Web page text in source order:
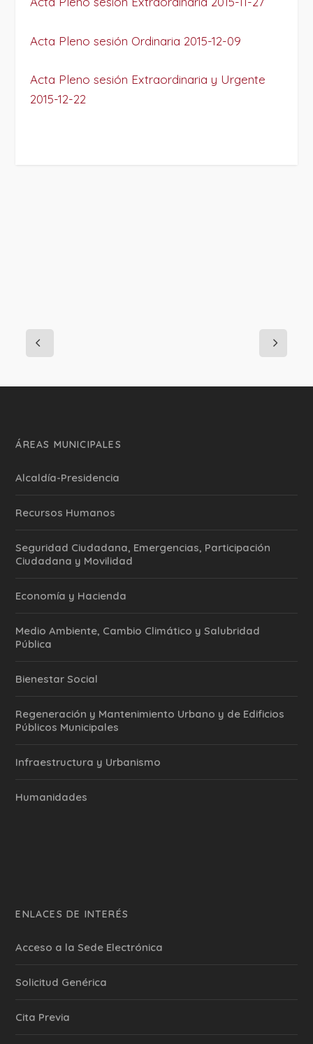
Acta Pleno sesión Ordinaria 2015-12-09
Acta Pleno sesión Extraordinaria y Urgente
2015-12-22
ÁREAS MUNICIPALES
Alcaldía-Presidencia
Recursos Humanos
Seguridad Ciudadana, Emergencias, Participación
Ciudadana y Movilidad
Economía y Hacienda
Medio Ambiente, Cambio Climático y Salubridad
Pública
Bienestar Social
Regeneración y Mantenimiento Urbano y de Edificios
Públicos Municipales
Infraestructura y Urbanismo
Humanidades
ENLACES DE INTERÉS
Acceso a la Sede Electrónica
Solicitud Genérica
Cita Previa